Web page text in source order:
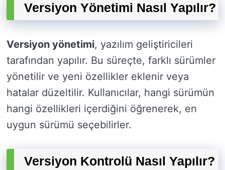
Versiyon Yönetimi Nasıl Yapılır?
Versiyon yönetimi, yazılım geliştiricileri
tarafından yapılır. Bu süreçte, farklı sürümler
yönetilir ve yeni özellikler eklenir veya
hatalar düzeltilir. Kullanıcılar, hangi sürümün
hangi özellikleri içerdiğini öğrenerek, en
uygun sürümü seçebilirler.
Versiyon Kontrolü Nasıl Yapılır?